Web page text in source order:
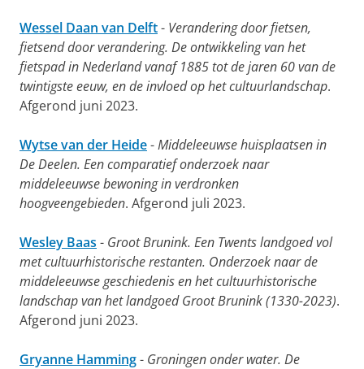
Wessel Daan van Delft- Verandering door fietsen,
fietsend door verandering. De ontwikkeling van het
fietspad in Nederland vanaf 1885 tot de jaren 60 van de
twintigste eeuw, en de invloed op het cultuurlandschap.
Afgerond juni 2023.
Wytse van der Heide-Middeleeuwse huisplaatsen in
De Deelen. Een comparatief onderzoek naar
middeleeuwse bewoning in verdronken
hoogveengebieden. Afgerond juli 2023.
Wesley Baas - Groot Brunink. Een Twents landgoed vol
met cultuurhistorische restanten. Onderzoek naar de
middeleeuwse geschiedenis en het cultuurhistorische
landschap van het landgoed Groot Brunink (1330-2023).
Afgerond juni 2023.
Gryanne Hamming- Groningen onder water. De